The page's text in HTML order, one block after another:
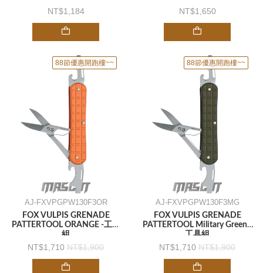
1,184 1,650
88節優惠開跑樓~~
AJ-FXVPGPW130F3OR
FOX VULPIS GRENADE
PATTERTOOL ORANGE -工具
組
1,710 1,900
88節優惠開跑樓~~
AJ-FXVPGPW130F3MG
FOX VULPIS GRENADE
PATTERTOOL Military Green -
工具組
1,710 1,900